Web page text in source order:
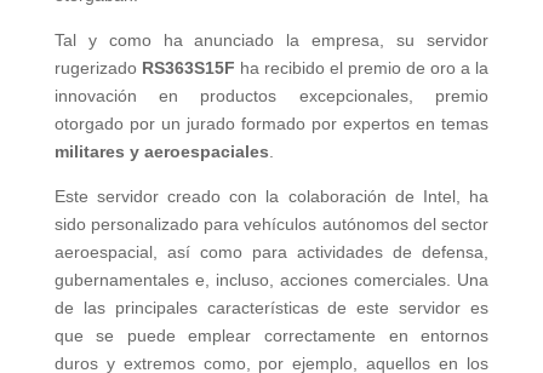
Tal y como ha anunciado la empresa, su servidor
rugerizado RS363S15F ha recibido el premio de oro a la
innovación en productos excepcionales, premio
otorgado por un jurado formado por expertos en temas
militares y aeroespaciales
Este servidor creado con la colaboración de Intel, ha
sido personalizado para vehículos autónomos del sector
aeroespacial, así como para actividades de defensa,
gubernamentales e, incluso, acciones comerciales. Una
de las principales características de este servidor es
que se puede emplear correctamente en entornos
duros y extremos como, por ejemplo, aquellos en los